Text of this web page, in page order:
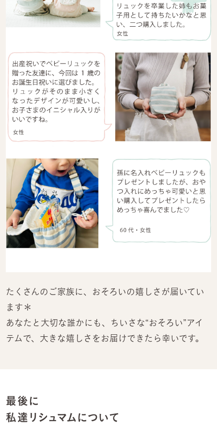
たくさんのご家族に、おそろいの嬉しさが届いてい
ます＊
あなたと大切な誰かにも、ちいさな“おそろい”アイ
テムで、大きな嬉しさをお届けできたら幸いです。
最後に
私達リシュマムについて